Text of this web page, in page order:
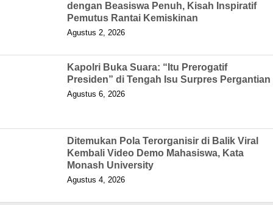
dengan Beasiswa Penuh, Kisah Inspiratif
Pemutus Rantai Kemiskinan
Agustus 2, 2026
Kapolri Buka Suara: “Itu Prerogatif
Presiden” di Tengah Isu Surpres Pergantian
Agustus 6, 2026
Ditemukan Pola Terorganisir di Balik Viral
Kembali Video Demo Mahasiswa, Kata
Monash University
Agustus 4, 2026